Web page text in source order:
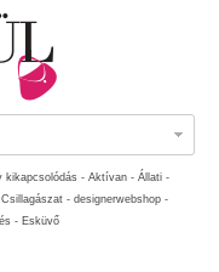
kikapcsolódás - Aktívan - Állati -
Csillagászat - designerwebshop -
- Esküvő